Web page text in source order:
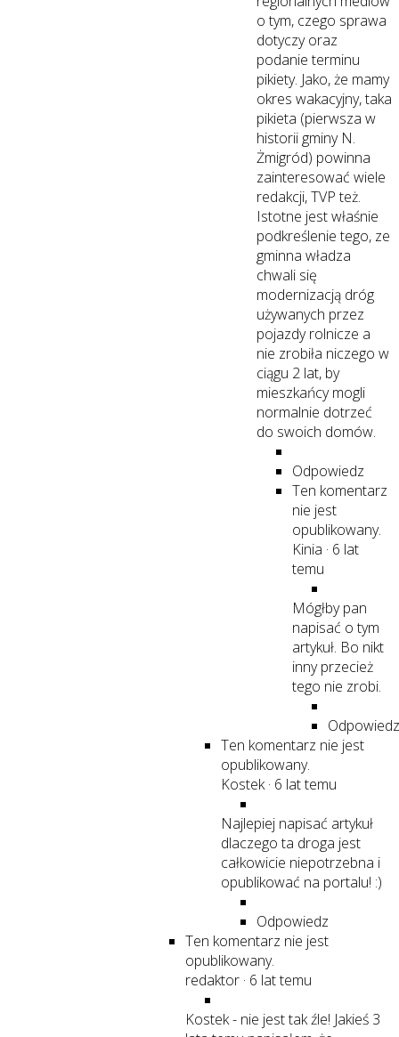
o tym, czego sprawa
dotyczy oraz
podanie terminu
pikiety. Jako, że mamy
okres wakacyjny, taka
pikieta (pierwsza w
historii gminy N.
Żmigród) powinna
zainteresować wiele
redakcji, TVP też.
Istotne jest właśnie
podkreślenie tego, ze
gminna władza
chwali się
modernizacją dróg
używanych przez
pojazdy rolnicze a
nie zrobiła niczego w
ciągu 2 lat, by
mieszkańcy mogli
normalnie dotrzeć
do swoich domów.
Odpowiedz
Ten komentarz
nie jest
opublikowany.
Kinia · 6 lat
temu
Mógłby pan
napisać o tym
artykuł. Bo nikt
inny przecież
tego nie zrobi.
Odpowiedz
Ten komentarz nie jest
opublikowany.
Kostek · 6 lat temu
Najlepiej napisać artykuł
dlaczego ta droga jest
całkowicie niepotrzebna i
opublikować na portalu! :)
Odpowiedz
Ten komentarz nie jest
opublikowany.
redaktor · 6 lat temu
Kostek - nie jest tak źle! Jakieś 3